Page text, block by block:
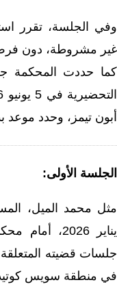
وفي الجلسة، تقرر
غير مشروطة، دون
كما حددت المحكمة
أبون تيمز، وحدد موعد بدء
الجلسة الأولى:
يناير
جلسات قضيته المتعلقة
في منطقة سويس كوتيدج بتاريخ 20